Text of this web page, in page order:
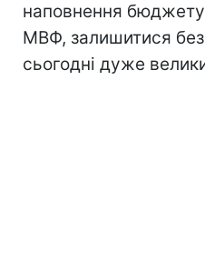
наповнення
МВФ, залишитися
сьогодні дуже